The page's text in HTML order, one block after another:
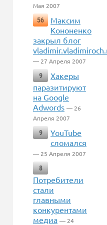
Мая 2007
56
Максим
Кононенко
закрыл блог
— 27 Апреля 2007
9
Хакеры
паразитируют
на Google
Adwords — 26
Апреля 2007
9
YouTube
сломался
— 25 Апреля 2007
8
Потребители
стали
главными
конкурентами
медиа — 24